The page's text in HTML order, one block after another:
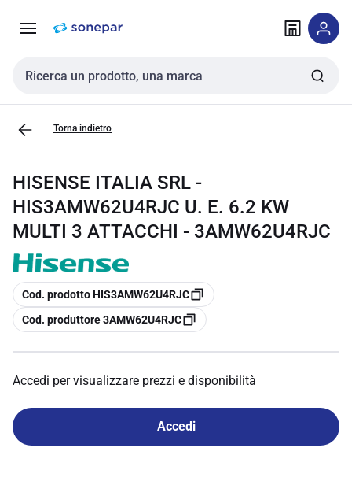
navigazione alla
Cerca input
Torna indietro
HISENSE ITALIA SRL -
HIS3AMW62U4RJC U. E. 6.2 KW
MULTI 3 ATTACCHI - 3AMW62U4RJC
copia
Cod. prodotto HIS3AMW62U4RJC
copia
Cod. produttore 3AMW62U4RJC
Accedi per visualizzare prezzi e disponibilità
Accedi